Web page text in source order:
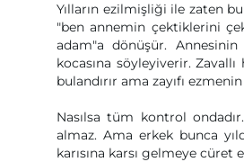
Yılların ezilmişliği ile zaten
"ben annemin çektiklerini
adam"a dönüşür.
kocasına söyleyiverir.
bulandırır ama zayıfı
Nasılsa tüm kontrol
almaz. Ama erkek bunca
karısına karsı gelmeye